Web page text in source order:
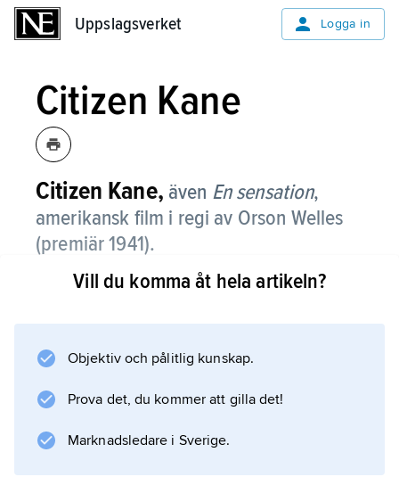
Uppslagsverket Logga in
Citizen Kane
Citizen Kane, även En sensation,
amerikansk film i regi av Orson Welles
(premiär 1941).
Bara 25 år gammal och ny i Hollywood
banbrytande porträtt av pressmagnaten
kalkerad på tidningskungen W.R. Hearst.
Welles skapade en originell berättarstruktur,
som avstår från att skildra Kanes uppgång,
Vill du komma åt hela artikeln?
Objektiv och pålitlig kunskap.
Prova det, du kommer att gilla det!
Marknadsledare i Sverige.